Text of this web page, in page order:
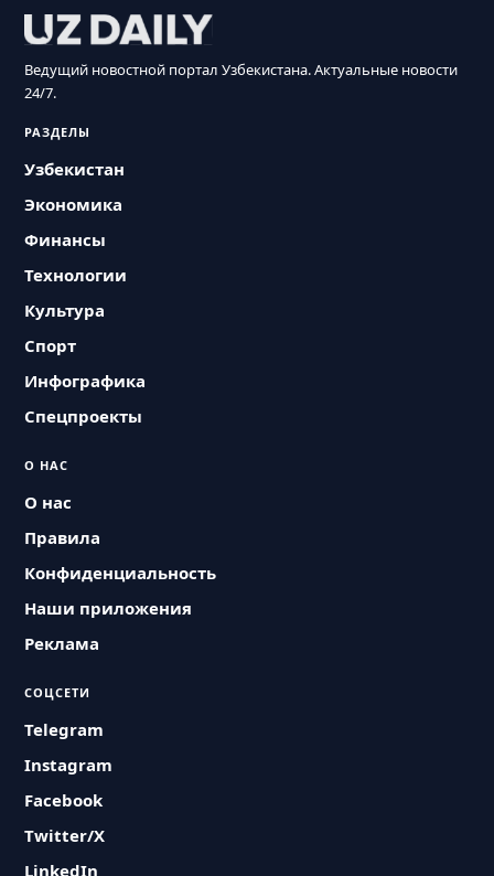
Ведущий новостной портал Узбекистана. Актуальные новости
24/7.
РАЗДЕЛЫ
Узбекистан
Экономика
Финансы
Технологии
Культура
Спорт
Инфографика
Спецпроекты
О НАС
О нас
Правила
Конфиденциальность
Наши приложения
Реклама
СОЦСЕТИ
Telegram
Instagram
Facebook
Twitter/X
LinkedIn